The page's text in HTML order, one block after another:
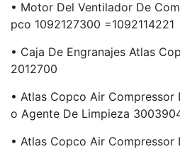
• Motor Del Ventilador De
Pco 1092127300 =1092114221
• Caja De Engranajes Atlas
2012700
• Atlas Copco Air
O Agente De Limpieza
• Atlas Copco Air Compressor